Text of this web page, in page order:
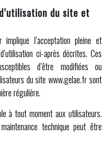
du site et
l’acceptation pleine et
ci-après décrites. Ces
d’être modifiées ou
du site www.gelae.fr sont
régulière.
à tout moment aux utilisateurs.
technique peut être